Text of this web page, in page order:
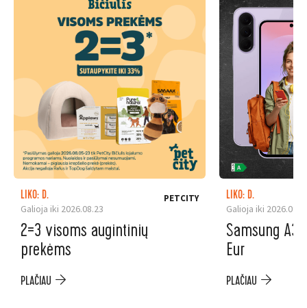
LIKO: D.
Galioja iki 2026.08.23
PETCITY
2=3 visoms augintinių
prekėms
PLAČIAU
LIKO: D.
Galioja iki
Samsung
Eur
PLAČIAU